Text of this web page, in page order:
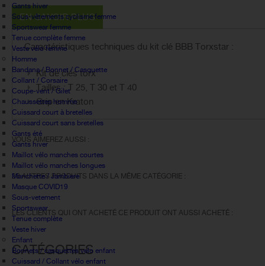
Gants hiver
Sous-vêtements cyclisme femme
Sportswear femme
Tenue complète femme
Veste vélo femme
Homme
Bandana / Bonnet / Casquette
Collant / Corsaire
Coupe-vent / Gilet
Chaussettes homme
Cuissard court à bretelles
Cuissard court sans bretelles
Gants été
Gants hiver
Maillot vélo manches courtes
Maillot vélo manches longues
Manchette / Jambiere
Masque COVID19
Sous-vetement
Sportswear
Tenue complète
Veste hiver
Enfant
Bonnets / casquettes velo enfant
Cuissard / Collant vélo enfant
EN SAVOIR PLUS
Caractéristiques techniques du kit clé BBB Torxstar :
Kit de clés torx
Tailles : T 25, T 30 et T 40
Grip en Kraton
VOUS AIMEREZ AUSSI :
28 AUTRES PRODUITS DANS LA MÊME CATÉGORIE :
LES CLIENTS QUI ONT ACHETÉ CE PRODUIT ONT AUSSI ACHETÉ :
CATÉGORIES